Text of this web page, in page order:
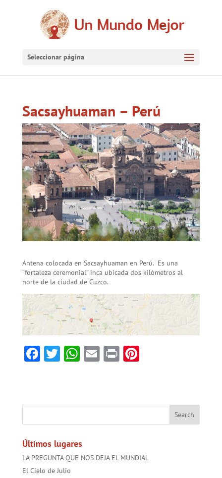
Seleccionar página
Sacsayhuaman – Perú
Antena colocada en Sacsayhuaman en Perú. Es una
“fortaleza ceremonial” inca ubicada dos kilómetros al
norte de la ciudad de Cuzco.
F
b
T
er
W
sA
E
l
Pr Pi
es
Últimos lugares
LA PREGUNTA QUE NOS DEJA EL MUNDIAL
El Cielo de Julio